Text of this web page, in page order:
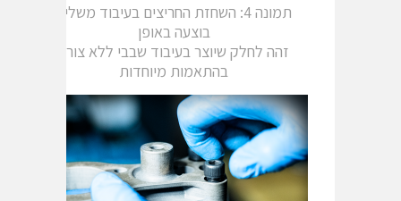
תמונה 4: השחזת החריצים בעיבוד משלים
בוצעה באופן
זהה לחלק שיוצר בעיבוד שבבי ללא צורך
בהתאמות מיוחדות